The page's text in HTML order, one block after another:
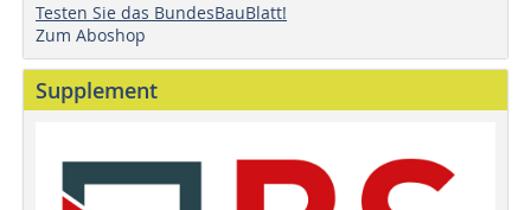
Testen Sie das BundesBauBlatt!
Zum Aboshop
Supplement